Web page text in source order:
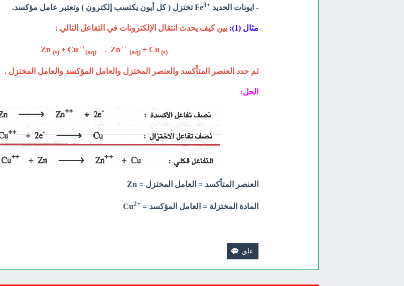
- ايونات الحديد +
Fe3 تختزل ( كل أيون يكتسب إلكترون ) وتعتبر عامل مؤكسد.
مثال (1): بين كيف يحدث انتقال الإلكترونات في التفاعل التالي :
(s) + Cu++
(aq) → Zn++
(aq) + Cu (s)
ثم حدد العنصر المتأكسد والعنصر المختزل والعامل المؤكسد والعامل المختزل .
الحل:
العنصر المتأكسد = العامل المختزل = Zn
المادة المختزلة = العامل المؤكسد = +
Cu2